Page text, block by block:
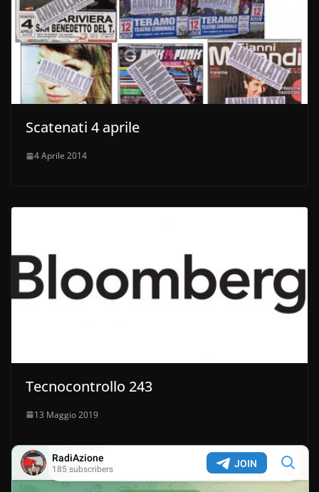
Scatenati 4 aprile
4 Aprile 2014
Tecnocontrollo 243
13 Maggio 2019